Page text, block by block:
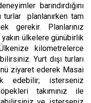
barındırdığını
turlar planlanırken tam
gerekir. Planlarınız
ülkelere günübirlik
kilometrelerce
Yurt dışı turları
ziyaret ederek Masai
edebilir; isterseniz
takımınız ile